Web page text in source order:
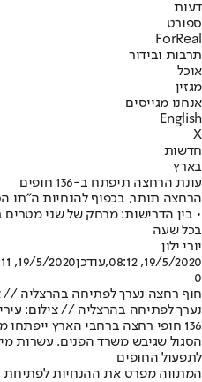
דעות
ספורט
ForReal
תרבות ובידור
אוכל
מגזין
אנחנו מגייסים
English
X
חדשות
בארץ
עונת הרחצה תיפתח ב-136 חופים
הרחצה תותר, בכפוף להנחיות ה"תו
• בין הדרישות: מרחק של שני מטרים
בכל שעה
יורי ילון
19/5/2020, 08:12
,עודכן19/5/2020, 11:11
0
חוף רחצה נערך לפתיחה בהרצליה //
נערך לפתיחה בהרצליה // צילום:
136 חופי רחצה ברחבי הארץ
הסגול שגיבש משרד הפנים. עשרות
לתפעול החופים
המתווה מפרט את ההנחיות לפתיחת